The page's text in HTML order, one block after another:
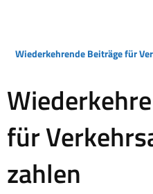
Wiederkehrende Beiträge für
für
zahlen